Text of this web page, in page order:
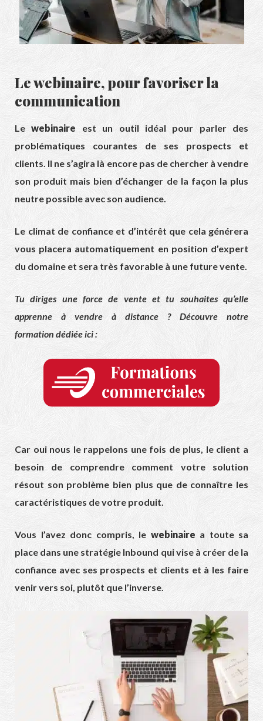
Le webinaire, pour favoriser la
communication
Lewebinaire est un outil idéal pour parler des
problématiques courantes de ses prospects et
clients. Il ne s’agira là encore pas de chercher à vendre
son produit mais bien d’échanger de la façon la plus
neutre possible avec son audience.
Le climat de confiance et d’intérêt que cela générera
vous placera automatiquement en position d’expert
du domaine et sera très favorable à une future vente.
Tu diriges une force de vente et tu souhaites qu’elle
apprenne à vendre à distance ? Découvre notre
formation dédiée ici :
Car oui nous le rappelons une fois de plus, le client a
besoin de comprendre comment votre solution
résout son problème bien plus que de connaître les
caractéristiques de votre produit.
Vous l’avez donc compris, le webinaire a toute sa
place dans une stratégie Inbound qui vise à créer de la
confiance avec ses prospects et clients et à les faire
venir vers soi, plutôt que l’inverse.